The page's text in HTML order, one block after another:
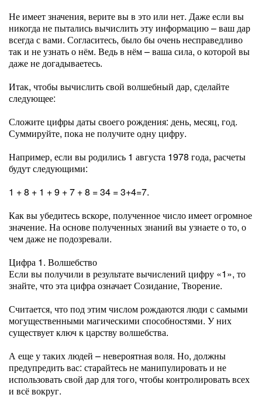
Не имеет значения, верите вы в это или нет. Даже если вы
никогда не пытались вычислить эту информацию – ваш дар
всегда с вами. Согласитесь, было бы очень несправедливо
так и не узнать о нём. Ведь в нём – ваша сила, о которой вы
даже не догадываетесь.
Итак, чтобы вычислить свой волшебный дар, сделайте
следующее:
Сложите цифры даты своего рождения: день, месяц, год.
Суммируйте, пока не получите одну цифру.
Например, если вы родились 1 августа 1978 года, расчеты
будут следующими:
1 + 8 + 1 + 9 + 7 + 8 = 34 = 3+4=7.
Как вы убедитесь вскоре, полученное число имеет огромное
значение. На основе полученных знаний вы узнаете о то, о
чем даже не подозревали.
Цифра 1. Волшебство
Если вы получили в результате вычислений цифру «1», то
знайте, что эта цифра означает Созидание, Творение.
Считается, что под этим числом рождаются люди с самыми
могущественными магическими способностями. У них
существует ключ к царству волшебства.
А еще у таких людей – невероятная воля. Но, должны
предупредить вас: старайтесь не манипулировать и не
использовать свой дар для того, чтобы контролировать всех
и всё вокруг.